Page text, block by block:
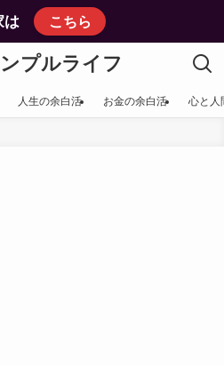
は こちら
プルライフ
人生の余白活 お金の余白活 心と人